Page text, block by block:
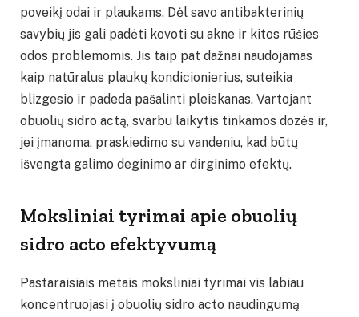
poveikį odai ir plaukams. Dėl savo antibakterinių
savybių jis gali padėti kovoti su akne ir kitos rūšies
odos problemomis. Jis taip pat dažnai naudojamas
kaip natūralus plaukų kondicionierius, suteikia
blizgesio ir padeda pašalinti pleiskanas. Vartojant
obuolių sidro actą, svarbu laikytis tinkamos dozės ir,
jei įmanoma, praskiedimo su vandeniu, kad būtų
išvengta galimo deginimo ar dirginimo efektų.
Moksliniai tyrimai apie obuolių
sidro acto efektyvumą
Pastaraisiais metais moksliniai tyrimai vis labiau
koncentruojasi į obuolių sidro acto naudingumą